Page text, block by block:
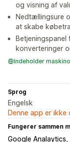
og visning af
Nedtællingsure
at skabe
Betjeningspanel
konverteringer
Indeholder
Sprog
Engelsk
Denne app er ikke
Fungerer sammen
Google Analaytics